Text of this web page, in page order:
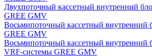
Двухпоточный кассетный внутренний
GREE GMV
Восьмипоточный кассетный внутренний
GREE GMV
Восьмипоточный кассетный внутренний
VRF-системы GREE GMV